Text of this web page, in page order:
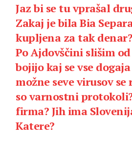
Jaz bi se tu vprašal
Zakaj je bila Bia
kupljena za tak denar?
Po Ajdovščini slišim
bojijo kaj se vse
možne seve virusov se
so varnostni
firma? Jih ima
Katere?